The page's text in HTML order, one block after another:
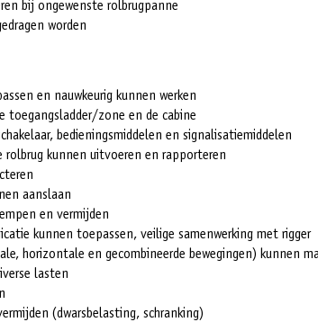
bij ongewenste rolbrugpanne
worden
en nauwkeurig kunnen werken
toegangsladder/zone en de cabine
bedieningsmiddelen en signalisatiemiddelen
rolbrug kunnen uitvoeren en rapporteren
aanslaan
en vermijden
kunnen toepassen, veilige samenwerking met rigger
horizontale en gecombineerde bewegingen) kunnen
lasten
(dwarsbelasting, schranking)